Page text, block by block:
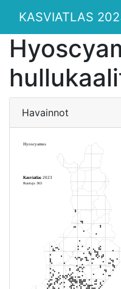
KASVIATLAS
Havainnot